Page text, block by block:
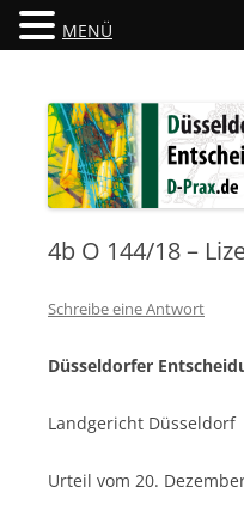
Düsseldorfer
4b O 144/18 –
Schreibe eine Antwort
Düsseldorfer
Landgericht Düsseldorf
Urteil vom 20.
MENÜ